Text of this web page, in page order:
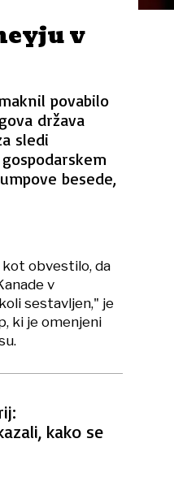
v
povabilo
država
sledi
besede,
obvestilo, da
v
sestavljen," je
ki je omenjeni
kako se